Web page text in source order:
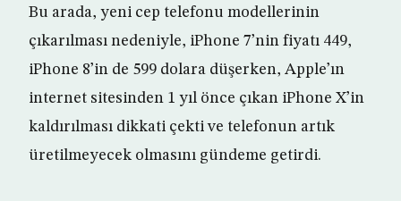
Bu arada, yeni cep telefonu modellerinin
çıkarılması nedeniyle, iPhone 7’nin fiyatı 449,
iPhone 8’in de 599 dolara düşerken, Apple’ın
internet sitesinden 1 yıl önce çıkan iPhone X’in
kaldırılması dikkati çekti ve telefonun artık
üretilmeyecek olmasını gündeme getirdi.